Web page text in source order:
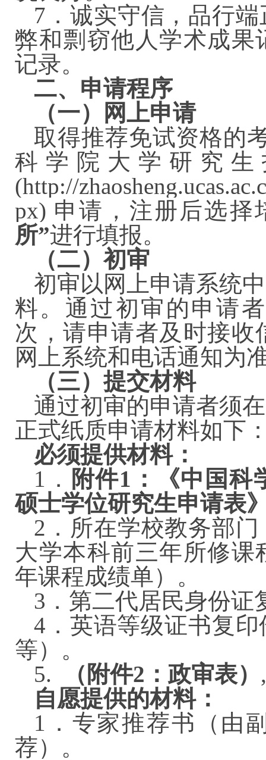
7．诚实守信，品行
弊和剽窃他人学术成果
记录。
二、申请程序
（一）网上申请
取得推荐免试资格的
科学院大学研究
(http://
px) 申请，注册后选择
所”进行填报。
（二）初审
初审以网上申请系统
料。通过初审的申请
次，请申请者及时接
网上系统和电话通知
（三）提交材料
通过初审的申请者须
正式纸质申请材料如
必须提供材料：
1． 附件1：《中国科
硕士学位研究生申请表
2．所在学校教务部
大学本科前三年所修
年课程成绩单）。
3．第二代居民身份
4．英语等级证书复印
等）。
5.
（附件2：政审表）
自愿提供的材料：
1．专家推荐书（由
荐）。